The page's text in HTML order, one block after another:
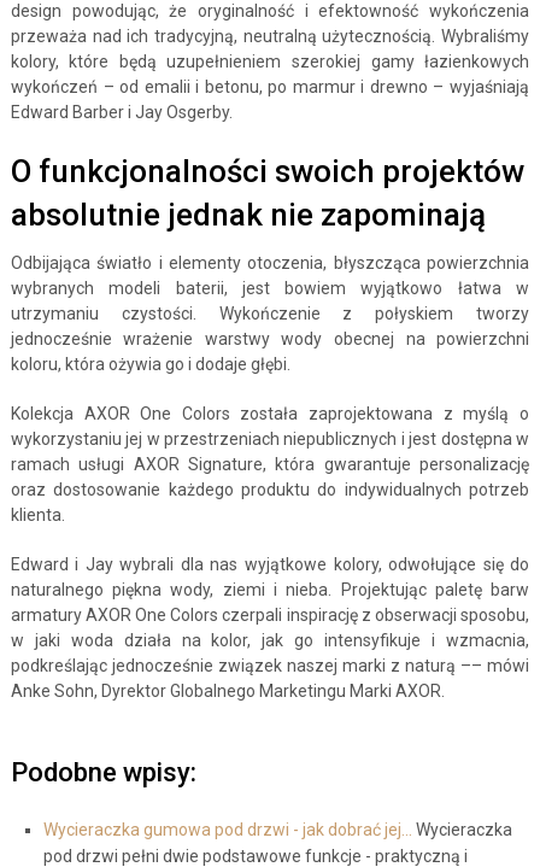
design powodując, że oryginalność i efektowność wykończenia
przeważa nad ich tradycyjną, neutralną użytecznością. Wybraliśmy
kolory, które będą uzupełnieniem szerokiej gamy łazienkowych
wykończeń – od emalii i betonu, po marmur i drewno – wyjaśniają
Edward Barber i Jay Osgerby.
O funkcjonalności swoich projektów
absolutnie jednak nie zapominają
Odbijająca światło i elementy otoczenia, błyszcząca powierzchnia
wybranych modeli baterii, jest bowiem wyjątkowo łatwa w
utrzymaniu czystości. Wykończenie z połyskiem tworzy
jednocześnie wrażenie warstwy wody obecnej na powierzchni
koloru, która ożywia go i dodaje głębi.
Kolekcja AXOR One Colors została zaprojektowana z myślą o
wykorzystaniu jej w przestrzeniach niepublicznych i jest dostępna w
ramach usługi AXOR Signature, która gwarantuje personalizację
oraz dostosowanie każdego produktu do indywidualnych potrzeb
klienta.
Edward i Jay wybrali dla nas wyjątkowe kolory, odwołujące się do
naturalnego piękna wody, ziemi i nieba. Projektując paletę barw
armatury AXOR One Colors czerpali inspirację z obserwacji sposobu,
w jaki woda działa na kolor, jak go intensyfikuje i wzmacnia,
podkreślając jednocześnie związek naszej marki z naturą –– mówi
Anke Sohn, Dyrektor Globalnego Marketingu Marki AXOR.
Podobne wpisy:
Wycieraczka gumowa pod drzwi - jak dobrać jej…
Wycieraczka
pod drzwi pełni dwie podstawowe funkcje - praktyczną i